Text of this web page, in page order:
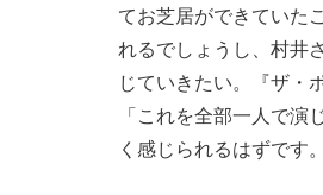
てお芝居ができていた
れるでしょうし、村井
じていきたい。『ザ・
「これを全部一人で
く感じられるはずです。